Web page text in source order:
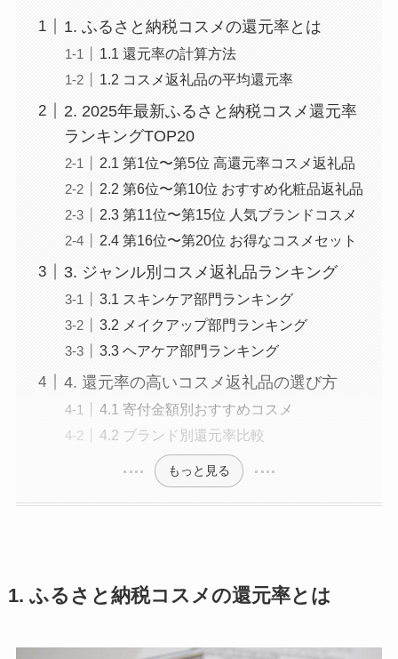
1. ふるさと納税コスメの還元率とは
1.1 還元率の計算方法
1.2 コスメ返礼品の平均還元率
2. 2025年最新ふるさと納税コスメ還元率
ランキングTOP20
2.1 第1位〜第5位 高還元率コスメ返礼品
2.2 第6位〜第10位 おすすめ化粧品返礼品
2.3 第11位〜第15位 人気ブランドコスメ
2.4 第16位〜第20位 お得なコスメセット
3. ジャンル別コスメ返礼品ランキング
3.1 スキンケア部門ランキング
3.2 メイクアップ部門ランキング
3.3 ヘアケア部門ランキング
4. 還元率の高いコスメ返礼品の選び方
4.1 寄付金額別おすすめコスメ
4.2 ブランド別還元率比較
もっと見る
1. ふるさと納税コスメの還元率とは